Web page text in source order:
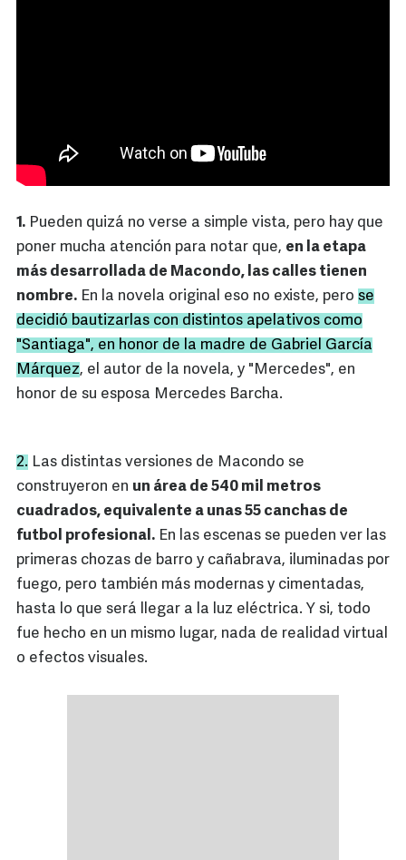
1. Pueden quizá no verse a simple vista, pero hay que
poner mucha atención para notar que, en la etapa
más desarrollada de Macondo, las calles tienen
nombre. En la novela original eso no existe, pero se
decidió bautizarlas con distintos apelativos como
"Santiaga", en honor de la madre de Gabriel García
Márquez, el autor de la novela, y "Mercedes", en
honor de su esposa Mercedes Barcha.
2. Las distintas versiones de Macondo se
construyeron en un área de 540 mil metros
cuadrados, equivalente a unas 55 canchas de
futbol profesional. En las escenas se pueden ver las
primeras chozas de barro y cañabrava, iluminadas por
fuego, pero también más modernas y cimentadas,
hasta lo que será llegar a la luz eléctrica. Y si, todo
fue hecho en un mismo lugar, nada de realidad virtual
o efectos visuales.